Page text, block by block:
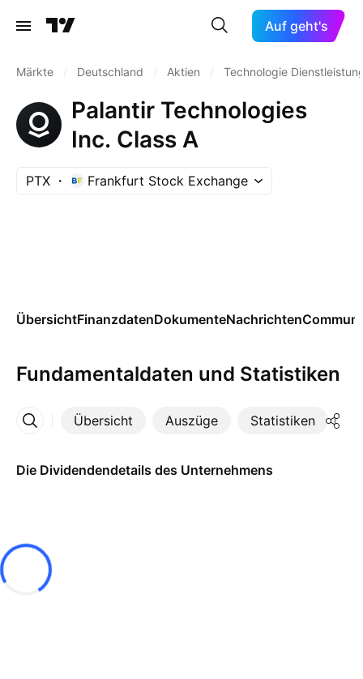
Auf geht's
Märkte Deutschland Aktien Technologie
Palantir Technologies
Inc. Class A
PTX Frankfurt Stock Exchange
ÜbersichtFinanzdatenDokumenteNachrichten
Fundamentaldaten und Statistiken
Übersicht Auszüge Statistiken
Mehr
Die Dividendendetails des Unternehmens